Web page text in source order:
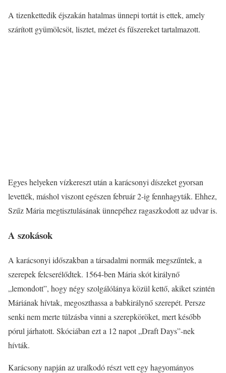
A tizenkettedik éjszakán hatalmas ünnepi tortát is ettek, amely
szárított gyümölcsöt, lisztet, mézet és fűszereket tartalmazott.
Egyes helyeken vízkereszt után a karácsonyi díszeket gyorsan
levették, máshol viszont egészen február 2-ig fennhagyták. Ehhez,
Szűz Mária megtisztulásának ünnepéhez ragaszkodott az udvar is.
A szokások
A karácsonyi időszakban a társadalmi normák megszűntek, a
szerepek felcserélődtek. 1564-ben Mária skót királynő
„lemondott”, hogy négy szolgálólánya közül kettő, akiket szintén
Máriának hívtak, megoszthassa a babkirálynő szerepét. Persze
senki nem merte túlzásba vinni a szerepköröket, mert később
pórul járhatott. Skóciában ezt a 12 napot „Draft Days”-nek
hívták.
Karácsony napján az uralkodó részt vett egy hagyományos